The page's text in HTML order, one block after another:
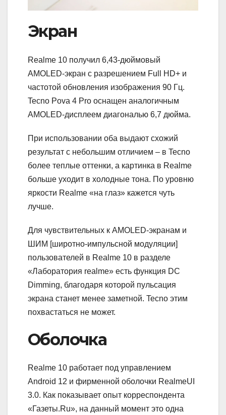
Экран
Realme 10 получил 6,43-дюймовый
AMOLED-экран с разрешением Full HD+ и
частотой обновления изображения 90 Гц.
Tecno Pova 4 Pro оснащен аналогичным
AMOLED-дисплеем диагональю 6,7 дюйма.
При использовании оба выдают схожий
результат с небольшим отличием – в Tecno
более теплые оттенки, а картинка в Realme
больше уходит в холодные тона. По уровню
яркости Realme «на глаз» кажется чуть
лучше.
Для чувствительных к AMOLED-экранам и
ШИМ [широтно-импульсной модуляции]
пользователей в Realme 10 в разделе
«Лаборатория realme» есть функция DC
Dimming, благодаря которой пульсация
экрана станет менее заметной. Tecno этим
похвастаться не может.
Оболочка
Realme 10 работает под управлением
Android 12 и фирменной оболочки RealmeUI
3.0. Как показывает опыт корреспондента
«Газеты.Ru», на данный момент это одна